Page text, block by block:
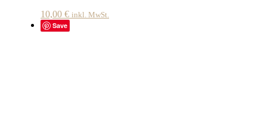
10,00 € inkl. MwSt.
Save